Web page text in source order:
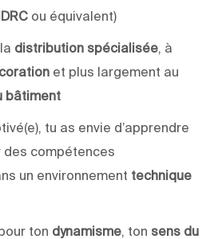
ou équivalent)
distribution spécialisée, à
et plus largement au
bâtiment
tu as envie d’apprendre
compétences
un environnement technique
ton dynamisme, ton sens du